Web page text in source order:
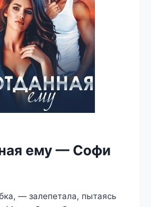
ему — Софи
— залепетала, пытаясь